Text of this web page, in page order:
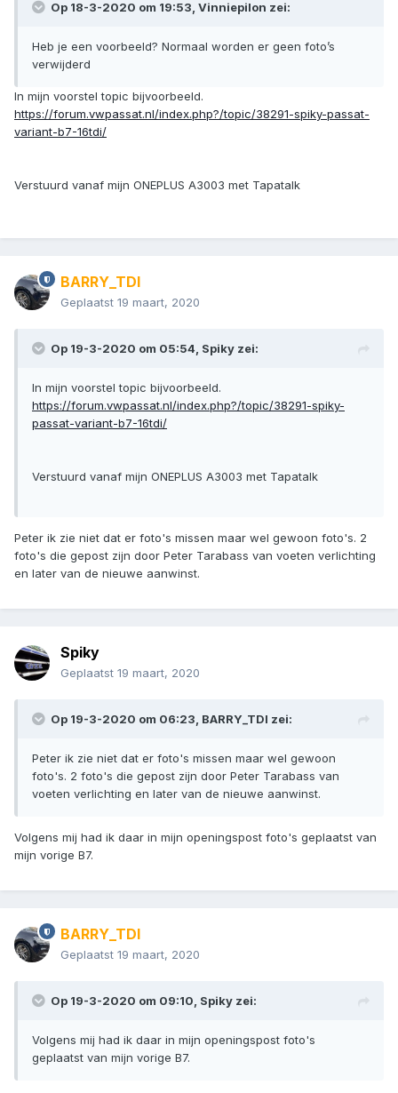
Op 18-3-2020 om 19:53, Vinniepilon zei:
Heb je een voorbeeld? Normaal worden er geen foto’s
verwijderd
In mijn voorstel topic bijvoorbeeld.
https://forum.vwpassat.nl/index.php?/topic/38291-spiky-passat-
variant-b7-16tdi/
Verstuurd vanaf mijn ONEPLUS A3003 met Tapatalk
BARRY_TDI
Geplaatst 19 maart, 2020
Op 19-3-2020 om 05:54, Spiky zei:
In mijn voorstel topic bijvoorbeeld.
https://forum.vwpassat.nl/index.php?/topic/38291-spiky-
passat-variant-b7-16tdi/
Verstuurd vanaf mijn ONEPLUS A3003 met Tapatalk
Peter ik zie niet dat er foto's missen maar wel gewoon foto's. 2
foto's die gepost zijn door Peter Tarabass van voeten verlichting
en later van de nieuwe aanwinst.
Spiky
Geplaatst 19 maart, 2020
Op 19-3-2020 om 06:23, BARRY_TDI zei:
Peter ik zie niet dat er foto's missen maar wel gewoon
foto's. 2 foto's die gepost zijn door Peter Tarabass van
voeten verlichting en later van de nieuwe aanwinst.
Volgens mij had ik daar in mijn openingspost foto's geplaatst van
mijn vorige B7.
BARRY_TDI
Geplaatst 19 maart, 2020
Op 19-3-2020 om 09:10, Spiky zei:
Volgens mij had ik daar in mijn openingspost foto's
geplaatst van mijn vorige B7.